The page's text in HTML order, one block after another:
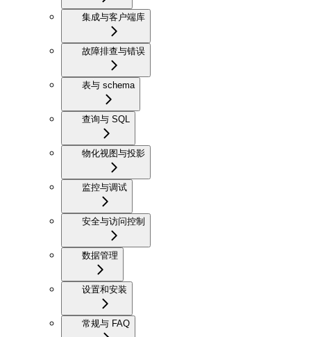
集成与客户端库
故障排查与错误
表与 schema
查询与 SQL
物化视图与投影
监控与调试
安全与访问控制
数据管理
设置和安装
常规与 FAQ